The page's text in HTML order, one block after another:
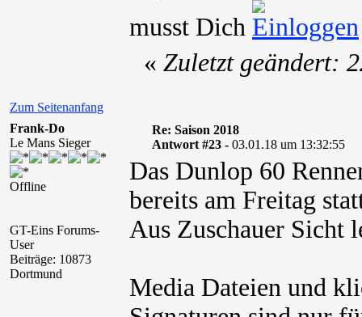
musst Dich
Zum Seitenanfang
« Zuletzt geändert:
Frank-Do
Le Mans Sieger
Offline
GT-Eins Forums-
User
Beiträge: 10873
Dortmund
Re: Saison 2018
Antwort #23 - 03.01.18 um 13:32:55
Das Dunlop 60
bereits am Freitag
Aus Zuschauer Sicht
Media Dateien und